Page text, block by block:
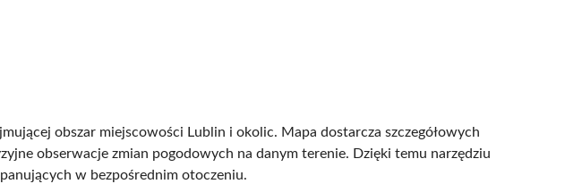
obszar miejscowości Lublin i okolic. Mapa dostarcza szczegółowych
obserwacje zmian pogodowych na danym terenie. Dzięki temu narzędziu
w bezpośrednim otoczeniu.